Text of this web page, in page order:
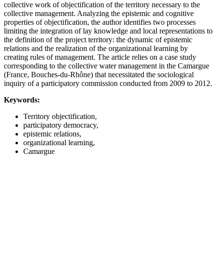
collective work of objectification of the territory necessary to the
collective management. Analyzing the epistemic and cognitive
properties of objectification, the author identifies two processes
limiting the integration of lay knowledge and local representations to
the definition of the project territory: the dynamic of epistemic
relations and the realization of the organizational learning by
creating rules of management. The article relies on a case study
corresponding to the collective water management in the Camargue
(France, Bouches-du-Rhône) that necessitated the sociological
inquiry of a participatory commission conducted from 2009 to 2012.
Keywords:
Territory objectification,
participatory democracy,
epistemic relations,
organizational learning,
Camargue